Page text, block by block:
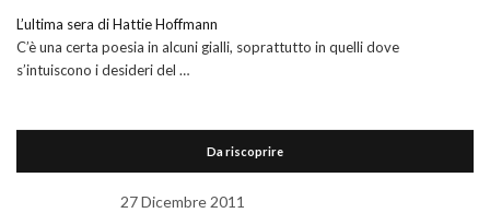
L’ultima sera di Hattie Hoffmann
C’è una certa poesia in alcuni gialli, soprattutto in quelli dove
s’intuiscono i desideri del …
Da riscoprire
27 Dicembre 2011